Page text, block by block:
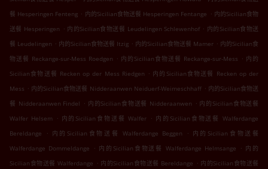
餐 Hesperingen Fenteng . 内的Sicilian食物送餐 Hesperingen Fentange . 内的Sicilian食物
送餐 Hesperingen . 内的Sicilian食物送餐 Leudelingen Schlewenhof . 内的Sicilian食物送
餐 Leudelingen . 内的Sicilian食物送餐 Itzig . 内的Sicilian食物送餐 Mamer . 内的Sicilian食
物送餐 Reckange-sur-Mess Roedgen . 内的Sicilian食物送餐 Reckange-sur-Mess . 内的
Sicilian食物送餐 Recken op der Mess Riedgen . 内的Sicilian食物送餐 Recken op der
Mess . 内的Sicilian食物送餐 Nidderaanwen Neiduerf-Weimeschhaff . 内的Sicilian食物送
餐 Nidderaanwen Findel . 内的Sicilian食物送餐 Nidderaanwen . 内的Sicilian食物送餐
Walfer Helsem
. 内的Sicilian食物送餐 Walfer . 内的Sicilian食物送餐 Walferdange
Bereldange
. 内的Sicilian食物送餐 Walferdange Beggen . 内的Sicilian食物送餐
Walferdange Dommeldange
. 内的Sicilian食物送餐 Walferdange Helmsange . 内的
Sicilian食物送餐 Walferdange . 内的Sicilian食物送餐 Bereldange . 内的Sicilian食物送餐